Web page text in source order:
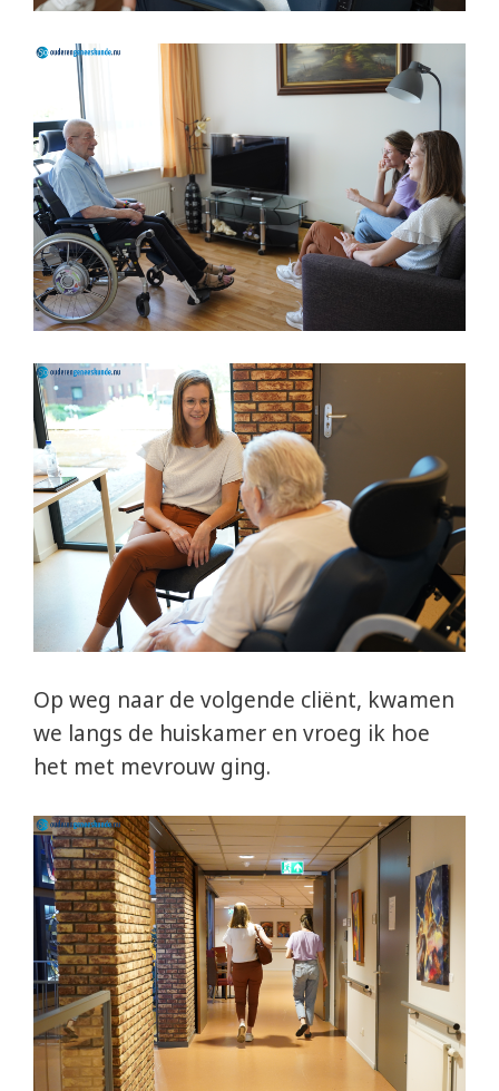
Op weg naar de volgende cliënt, kwamen
we langs de huiskamer en vroeg ik hoe
het met mevrouw ging.